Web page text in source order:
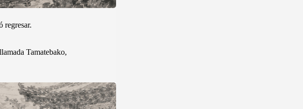
regresar.
Tamatebako,